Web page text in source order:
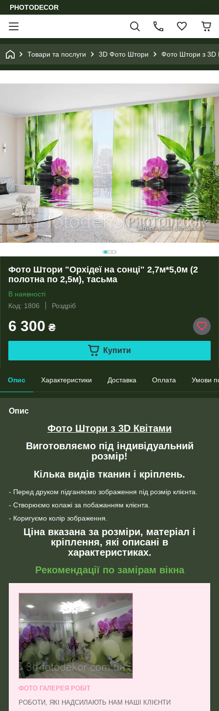
PHOTODECOR
Товари та послуги 3D Фото Штори Фото Штори з 3D
Фото Штори "Орхідеї на сонці" 2,7м*5,0м (2
полотна по 2,5м), тасьма
В наявності
Код: 1806
Роздріб
6 300 ₴
Купити
Опис Характеристики Доставка Оплата Умови
Опис
Фото Штори з 3D Квітами
Виготовляємо під індивідуальний
розмір!
Кілька видів тканин і кріплень.
- Перед друком підганяємо зображення під розмір клієнта.
- Створюємо колажі за побажанням клієнта.
- Коригуємо колір зображення.
Ціна вказана за розміри, матеріал і
кріплення, які описані в
характеристиках.
Рекомендації по замірам вікна
ФОТО ГАЛЕРЕЯ РОБІТ
РОБОТИ, ЯКІ НАДСИЛАЮТЬ НАМ НАШІ КЛІЄНТИ